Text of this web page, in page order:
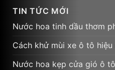
TIN TỨC MỚI
Nước hoa tinh dầu thơm
Cách khử mùi xe ô tô
Nước hoa kẹp cửa gió ô